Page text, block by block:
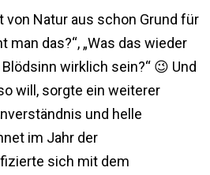
von Natur aus schon Grund für
man das?“, „Was das wieder
wirklich sein?“ 😉 Und
will, sorgte ein weiterer
und helle
im Jahr der
sich mit dem